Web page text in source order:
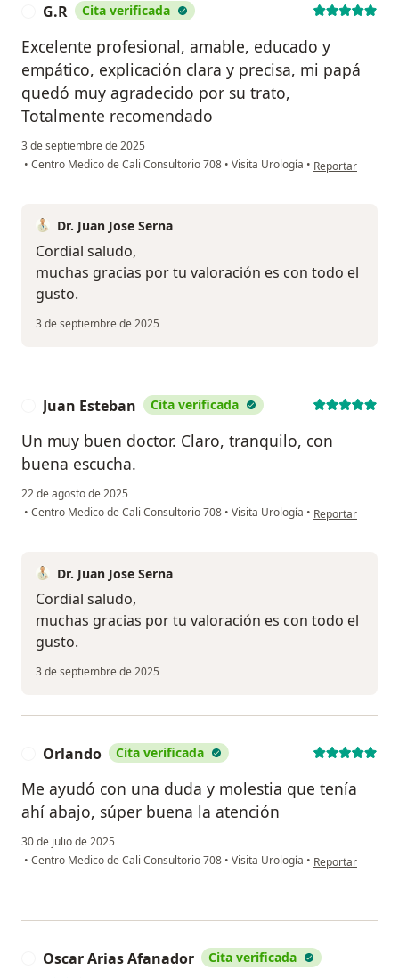
G.R Cita verificada
Excelente profesional, amable, educado y
empático, explicación clara y precisa, mi papá
quedó muy agradecido por su trato,
Totalmente recomendado
3 de septiembre de 2025
• Centro Medico de Cali Consultorio 708 • Visita Urología • en opinión del
Reportar
Dr. Juan Jose Serna
Cordial saludo,
muchas gracias por tu valoración es con todo el
gusto.
3 de septiembre de 2025
Juan Esteban Cita verificada
Un muy buen doctor. Claro, tranquilo, con
buena escucha.
22 de agosto de 2025
• Centro Medico de Cali Consultorio 708 • Visita Urología • en opinión del
Reportar
Dr. Juan Jose Serna
Cordial saludo,
muchas gracias por tu valoración es con todo el
gusto.
3 de septiembre de 2025
Orlando Cita verificada
Me ayudó con una duda y molestia que tenía
ahí abajo, súper buena la atención
30 de julio de 2025
• Centro Medico de Cali Consultorio 708 • Visita Urología • en opinión del
Reportar
Oscar Arias Afanador Cita verificada